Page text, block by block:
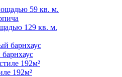
192м²